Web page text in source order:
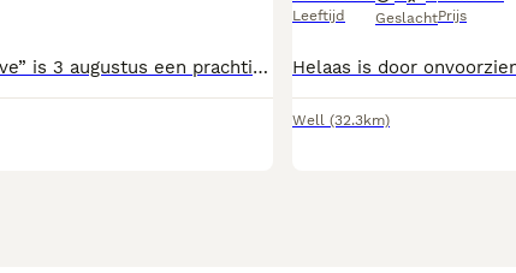
Bij Border Collie kennel “de Waalhoeve” is 3 augustus een prachtig nestje raszuivere Border Collie pups geboren. Ze worden met liefde en aandacht verzorgd en mogen op de leeftijd van 8 weken naar hun nieuwe baasje. Ze zijn dan regelmatig ontwormd, volledig door de dierenarts nagekeken op gezondheid, ingeënt, gechipt, geregistreerd en krijgen een Europees paspoort mee, ook een puppypakketje. Puppy’s worden goed gesocialiseerd, worden geknuffeld door kleine kinderen en komen in aanraking met andere huisdieren, zoals kippen en schapen. Het liefste wat onze Borders doen is hun baasje helpen bij de verzorging van zijn schapen, maar zijn ook in huis gezellige gezinshonden. Het leven en de gezondheid kunnen wij niet geven, maar dankbaar uit de hand van onze Schepper ontvangen; wel geven wij een jaar schriftelijke garantie op onze pups. Foto 3 en 5 is de moeder (haar vader, grootmoeder grootvader i.b.v.stamboom), Foto 4 is de vader (i.b.v. stamboom) U kunt ons bellen tussen 9.00 - 21.00 uur, liever niet op zondag (ook geen bezoek). Tel. 06-83 38 06 91 of email: adam@kliksafe.nl
Leeftijd GeslachtPrijs
Well (32.3km)